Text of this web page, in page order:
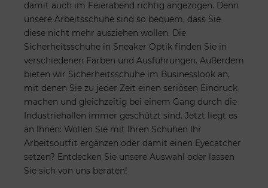
damit auch im Feierabend richtig angezogen. Denn
unsere Arbeitsschuhe sind so bequem, dass Sie
diese nicht mehr ausziehen wollen. Die
Sicherheitsschuhe in Sneaker Optik finden Sie in
verschiedenen Farben und Ausführungen. Außerdem
bieten wir Sicherheitsschuhe im Businesslook an,
mit denen Sie zu jeder Zeit einen seriösen Eindruck
machen und gleichzeitig bei einem Gang durch die
Industriehallen immer geschützt sind. Jetzt liegt es
an Ihnen: Wollen Sie mit Ihren Schuhen Ihr
Arbeitsoutfit ergänzen oder damit einen Eyecatcher
setzen? Entdecken Sie unsere Auswahl oder lassen
Sie sich von uns beraten!